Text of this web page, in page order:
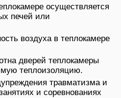
осуществляется
печей или
воздуха в теплокамере
дверей теплокамеры
теплоизоляцию.
травматизма и
и соревнованиях